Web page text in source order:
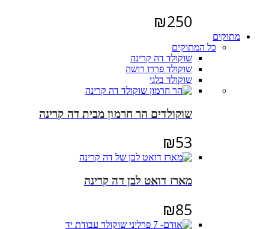
₪250
מתוקים
כל המתוקים
שוקולד דה קרינה
שוקולד פררו רושה
שוקולד בלגי
שוקולדים הר חרמון מבית דה קרינה
₪53
מארז דואט לבן דה קרינה
₪85